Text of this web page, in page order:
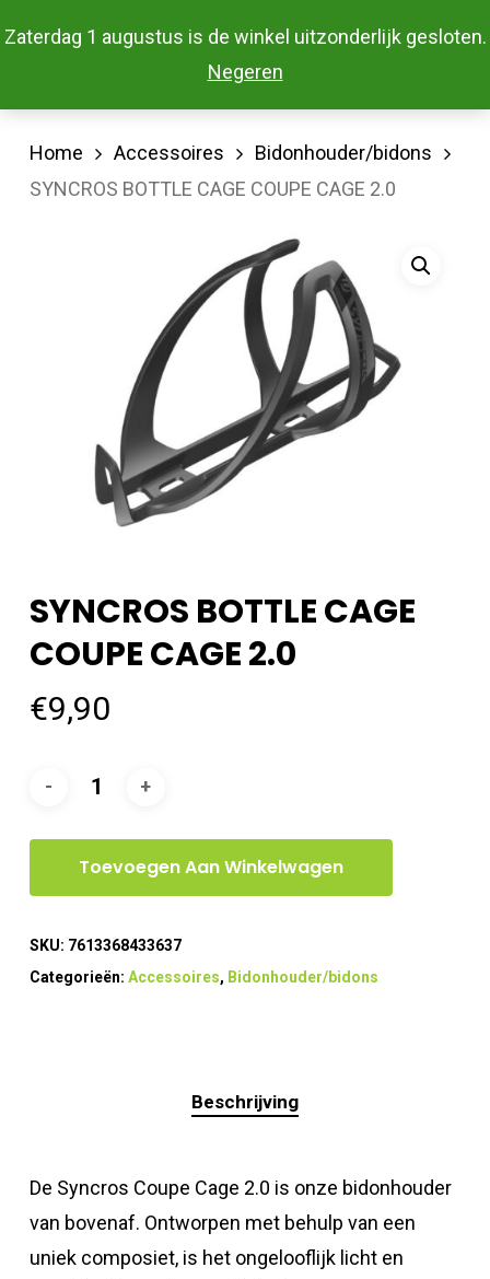
Zaterdag 1 augustus is de winkel uitzonderlijk gesloten.
Negeren
to
Menu
Home Accessoires
Bidonhouder/bidons
SYNCROS BOTTLE CAGE COUPE CAGE 2.0
SYNCROS BOTTLE CAGE
COUPE CAGE 2.0
€9,90
Toevoegen Aan Winkelwagen
SKU: 7613368433637
Categorieën: Accessoires, Bidonhouder/bidons
Beschrijving
De Syncros Coupe Cage 2.0 is onze bidonhouder
van bovenaf. Ontworpen met behulp van een
uniek composiet, is het ongelooflijk licht en
Menu